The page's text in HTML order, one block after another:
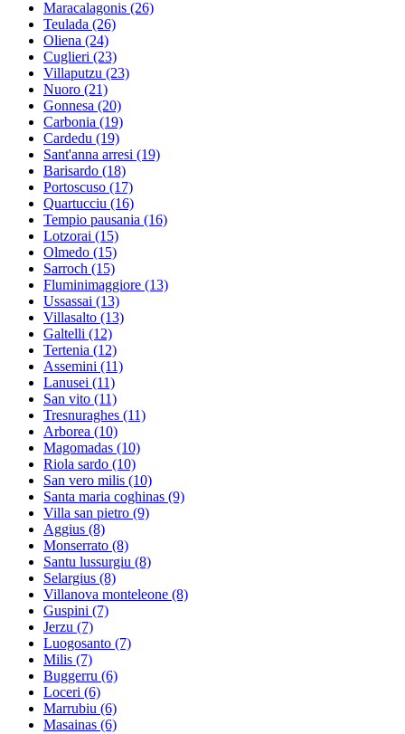
Maracalagonis (26)
Teulada (26)
Oliena (24)
Cuglieri (23)
Villaputzu (23)
Nuoro (21)
Gonnesa (20)
Carbonia (19)
Cardedu (19)
Sant'anna arresi (19)
Barisardo (18)
Portoscuso (17)
Quartucciu (16)
Tempio pausania (16)
Lotzorai (15)
Olmedo (15)
Sarroch (15)
Fluminimaggiore (13)
Ussassai (13)
Villasalto (13)
Galtelli (12)
Tertenia (12)
Assemini (11)
Lanusei (11)
San vito (11)
Tresnuraghes (11)
Arborea (10)
Magomadas (10)
Riola sardo (10)
San vero milis (10)
Santa maria coghinas (9)
Villa san pietro (9)
Aggius (8)
Monserrato (8)
Santu lussurgiu (8)
Selargius (8)
Villanova monteleone (8)
Guspini (7)
Jerzu (7)
Luogosanto (7)
Milis (7)
Buggerru (6)
Loceri (6)
Marrubiu (6)
Masainas (6)